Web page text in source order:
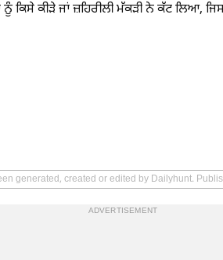
ਕਿਸੇ ਕੀੜੇ ਜਾਂ ਜ਼ਹਿਰੀਲੀ ਮੱਕੜੀ ਨੇ ਕੱਟ ਲਿਆ,
generated, created or edited by Dailyhunt.
ADVERTISEMENT